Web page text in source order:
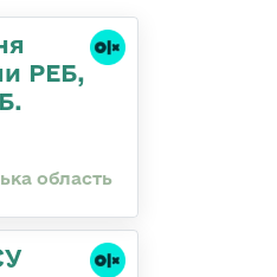
РЕБ,
область